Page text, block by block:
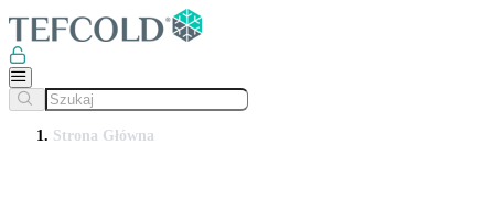
Strona Główna